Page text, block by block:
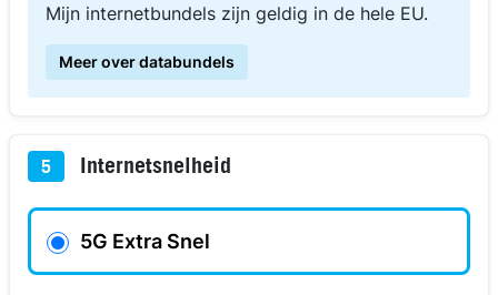
Mijn internetbundels zijn geldig in de hele EU.
Meer over databundels
5 Internetsnelheid
5G Extra Snel